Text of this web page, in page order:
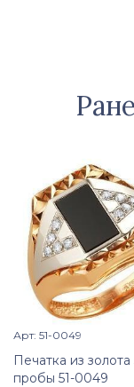
 Просмотр
Арт: 51-0049
Печатка из золота
пробы 51-0049